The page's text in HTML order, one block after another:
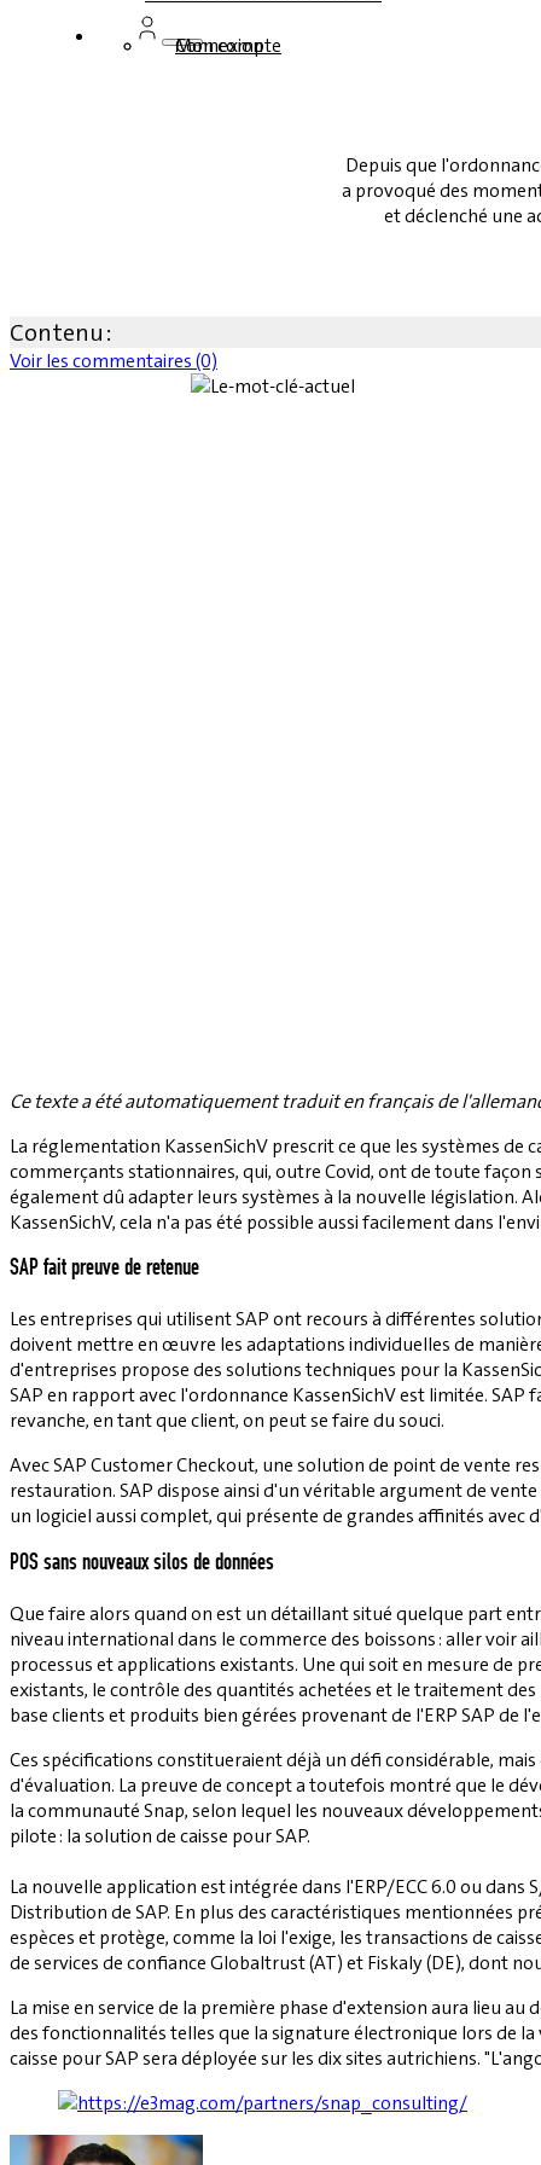
Connexion
Mon compte
Depuis que
a provoqué des
et déclenché une
Contenu :
Voir les commentaires (0)
Ce texte a été automatiquement traduit en français de
La réglementation KassenSichV prescrit ce que les systèmes
commerçants stationnaires, qui, outre Covid, ont de toute
également dû adapter leurs systèmes à la nouvelle législation.
KassenSichV, cela n'a pas été possible aussi facilement dans
SAP fait preuve de retenue
Les entreprises qui utilisent SAP ont recours à différentes
doivent mettre en œuvre les adaptations individuelles de
d'entreprises propose des solutions techniques pour la
SAP en rapport avec l'ordonnance KassenSichV est limitée.
revanche, en tant que client, on peut se faire du souci.
Avec SAP Customer Checkout, une solution de point de vente
restauration. SAP dispose ainsi d'un véritable argument de
un logiciel aussi complet, qui présente de grandes affinités avec
POS sans nouveaux silos de données
Que faire alors quand on est un détaillant situé quelque part
niveau international dans le commerce des boissons : aller voir
processus et applications existants. Une qui soit en mesure de
existants, le contrôle des quantités achetées et le traitement
base clients et produits bien gérées provenant de l'ERP SAP de
Ces spécifications constitueraient déjà un défi considérable,
d'évaluation. La preuve de concept a toutefois montré que le
la communauté Snap, selon lequel les nouveaux
pilote : la solution de caisse pour SAP.
La nouvelle application est intégrée dans l'ERP/ECC 6.0 ou
Distribution de SAP. En plus des caractéristiques mentionnées
espèces et protège, comme la loi l'exige, les transactions de
de services de confiance Globaltrust (AT) et Fiskaly (DE), dont
La mise en service de la première phase d'extension aura lieu
des fonctionnalités telles que la signature électronique lors de
caisse pour SAP sera déployée sur les dix sites autrichiens.